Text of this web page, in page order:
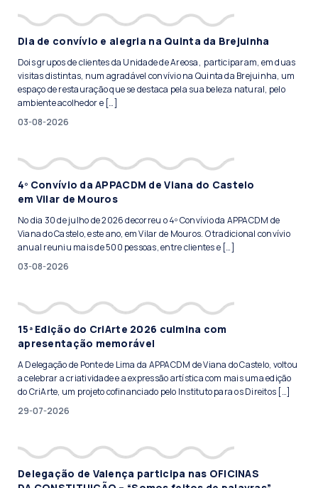
Dia de convívio e alegria na Quinta da Brejuinha
Dois grupos de clientes da Unidade de Areosa, participaram, em duas
visitas distintas, num agradável convívio na Quinta da Brejuinha, um
espaço de restauração que se destaca pela sua beleza natural, pelo
ambiente acolhedor e […]
03-08-2026
4º Convívio da APPACDM de Viana do Castelo
em Vilar de Mouros
No dia 30 de julho de 2026 decorreu o 4º Convívio da APPACDM de
Viana do Castelo, este ano, em Vilar de Mouros. O tradicional convívio
anual reuniu mais de 500 pessoas, entre clientes e […]
03-08-2026
15ª Edição do CriArte 2026 culmina com
apresentação memorável
A Delegação de Ponte de Lima da APPACDM de Viana do Castelo, voltou
a celebrar a criatividade e a expressão artística com mais uma edição
do CriArte, um projeto cofinanciado pelo Instituto para os Direitos […]
29-07-2026
Delegação de Valença participa nas OFICINAS